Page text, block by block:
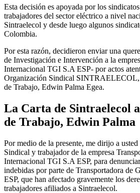
Esta decisión es apoyada por los
trabajadores del sector eléctrico a nivel
Sintraelecol y desde luego algunos
Colombia.
Por esta razón, decidieron enviar una
de Investigación e Intervención a la
Internacional TGI S.A ESP- por actos
Organización Sindical
de Trabajo, Edwin Palma Egea.
La Carta de Sintraelecol
de Trabajo, Edwin Palma
Por medio de la presente, me dirijo a
Sindical y trabajador de la empresa
Internacional TGI S.A ESP, para
indebidas por parte de Transportadora de
ESP, que han afectado gravemente los
trabajadores afiliados a Sintraelecol.